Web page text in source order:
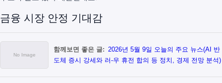
금융 시장 안정 기대감
함께보면 좋은 글: 2026년 5월 9일 오늘의 주요 뉴스(AI 반
도체 증시 강세와 러-우 휴전 합의 등 정치, 경제 전망 분석)